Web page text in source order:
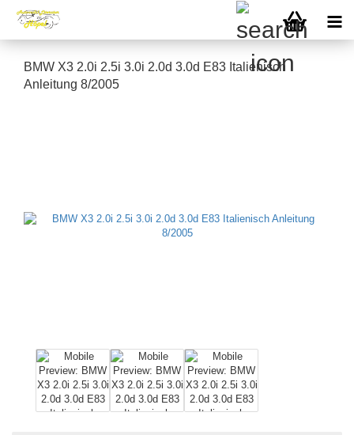
BMW X3 2.0i 2.5i 3.0i 2.0d 3.0d E83 Italienisch
Anleitung 8/2005